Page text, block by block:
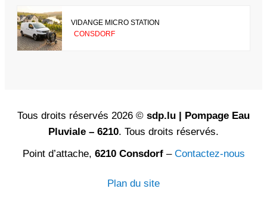
VIDANGE MICRO STATION
CONSDORF
Tous droits réservés 2026 © sdp.lu | Pompage Eau
Pluviale – 6210. Tous droits réservés.
Point d’attache, 6210 Consdorf– Contactez-nous
Plan du site